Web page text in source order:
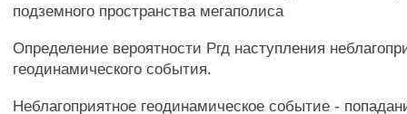
подземного пространства мегаполиса
Определение вероятности Ргд наступления
геодинамического события.
Неблагоприятное геодинамическое событие -